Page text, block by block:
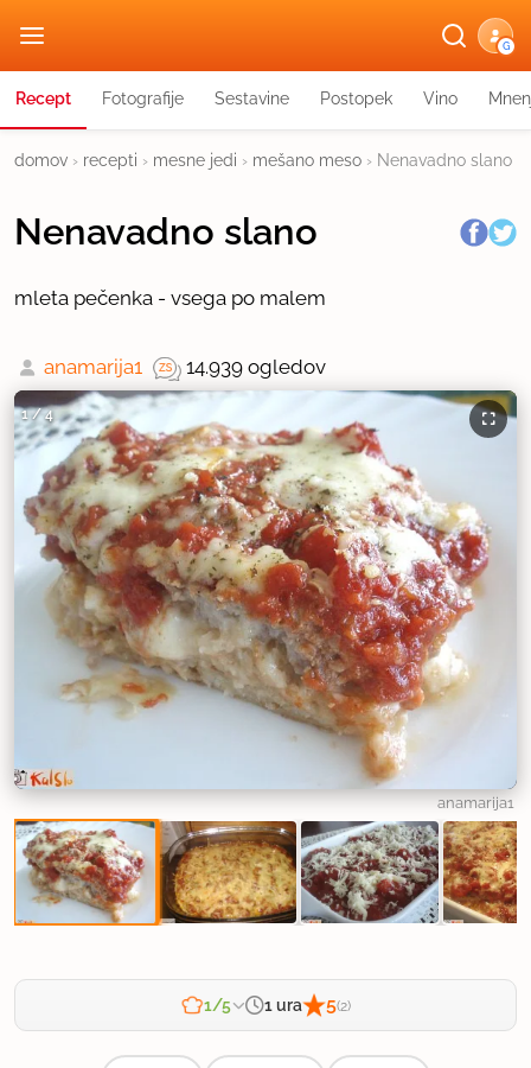
G
Recept Fotografije Sestavine Postopek Vino
domov › recepti › mesne jedi › mešano meso › Nenavadno slano
Nenavadno slano
mleta pečenka - vsega po malem
anamarija1 14.939 ogledov
1/4
anamarija1
1/5 1 ura 5(2)